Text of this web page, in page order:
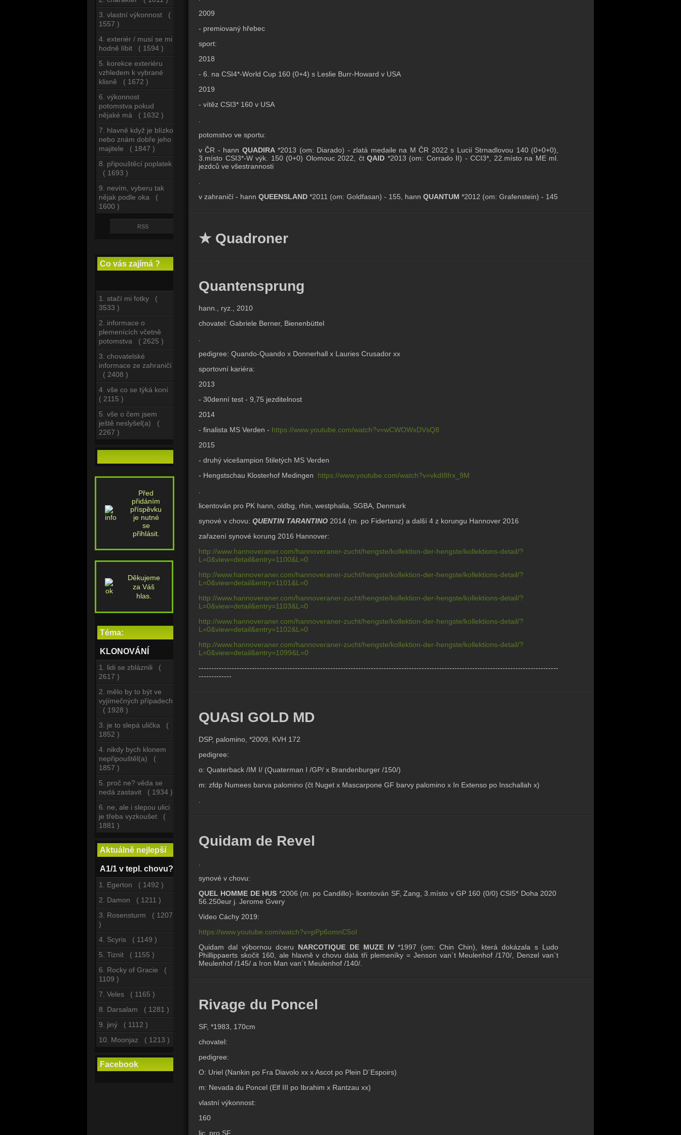
3. vlastní výkonnost (
1557 )
4. exteriér / musí se mi
hodně líbit ( 1594 )
5. korekce exteriéru
vzhledem k vybrané
klisně ( 1672 )
6. výkonnost
potomstva pokud
nějaké má ( 1632 )
7. hlavně když je blízko
nebo znám dobře jeho
majitele ( 1847 )
8. připouštěcí poplatek
( 1693 )
9. nevím, vyberu tak
nějak podle oka (
1600 )
RSS
Co vás zajímá ?
1. stačí mi fotky (
3533 )
2. informace o
plemenících včetně
potomstva ( 2625 )
3. chovatelské
informace ze zahraničí
( 2408 )
4. vše co se týká koní
( 2115 )
5. vše o čem jsem
ještě neslyšel(a) (
2267 )
Před
přidáním
příspěvku
je nutné
se
přihlásit.
Děkujeme
za Váš
hlas.
Téma:
KLONOVÁNÍ
1. lidi se zbláznili (
2617 )
2. mělo by to být ve
vyjímečných případech
( 1928 )
3. je to slepá ulička (
1852 )
4. nikdy bych klonem
nepřipouštěl(a) (
1857 )
5. proč ne? věda se
nedá zastavit ( 1934 )
6. ne, ale i slepou ulici
je třeba vyzkoušet (
1881 )
Aktuálně nejlepší
A1/1 v tepl. chovu?
1. Egerton ( 1492 )
2. Damon ( 1211 )
3. Rosensturm ( 1207
)
4. Scyris ( 1149 )
5. Tiznit ( 1155 )
6. Rocky of Gracie (
1109 )
7. Veles ( 1165 )
8. Darsalam ( 1281 )
9. jiný ( 1112 )
10. Moonjaz ( 1213 )
Facebook
2009
- premiovaný hřebec
sport:
2018
- 6. na CSI4*-World Cup 160 (0+4) s Leslie Burr-Howard v USA
2019
- vítěz CSI3* 160 v USA
potomstvo ve sportu:
v ČR - hann QUADIRA*2013 (om: Diarado) - zlatá medaile na M ČR 2022 s Lucií Strnadlovou 140 (0+0+0),
3.místo CSI3*-W výk. 150 (0+0) Olomouc 2022, čt QAID *2013 (om: Corrado II) - CCI3*, 22.místo na ME ml.
jezdců ve všestrannosti
v zahraničí - hann QUEENSLAND *2011 (om: Goldfasan) - 155, hann QUANTUM *2012 (om: Grafenstein) - 145
★ Quadroner
Quantensprung
hann., ryz., 2010
chovatel: Gabriele Berner, Bienenbüttel
pedigree: Quando-Quando x Donnerhall x Lauries Crusador xx
sportovní kariéra:
2013
- 30denní test - 9,75 jezditelnost
2014
- finalista MS Verden - https://www.youtube.com/watch?v=wCWOWxDVsQ8
2015
- druhý vicešampion 5tiletých MS Verden
- Hengstschau Klosterhof Medingen
https://www.youtube.com/watch?v=vkdI8frx_9M
licentován pro PK hann, oldbg, rhin, westphalia, SGBA, Denmark
synové v chovu: QUENTIN TARANTINO 2014 (m. po Fidertanz) a další 4 z korungu Hannover 2016
zařazení synové korung 2016 Hannover:
http://www.hannoveraner.com/hannoveraner-zucht/hengste/kollektion-der-hengste/kollektions-detail/?
L=0&view=detail&entry=1100&L=0
http://www.hannoveraner.com/hannoveraner-zucht/hengste/kollektion-der-hengste/kollektions-detail/?
L=0&view=detail&entry=1101&L=0
http://www.hannoveraner.com/hannoveraner-zucht/hengste/kollektion-der-hengste/kollektions-detail/?
L=0&view=detail&entry=1103&L=0
http://www.hannoveraner.com/hannoveraner-zucht/hengste/kollektion-der-hengste/kollektions-detail/?
L=0&view=detail&entry=1102&L=0
http://www.hannoveraner.com/hannoveraner-zucht/hengste/kollektion-der-hengste/kollektions-detail/?
L=0&view=detail&entry=1099&L=0
----------------------------------------------------------------------------------------------------------------------------------------------
-------------
QUASI GOLD MD
DSP, palomino, *2009, KVH 172
pedigree:
o: Quaterback /IM I/ (Quaterman I /GP/ x Brandenburger /150/)
m: zfdp Numees barva palomino (čt Nuget x Mascarpone GF barvy palomino x In Extenso po Inschallah x)
Quidam de Revel
synové v chovu:
QUEL HOMME DE HUS *2006 (m. po Candillo)- licentován SF, Zang, 3.místo v GP 160 (0/0) CSI5* Doha 2020
56.250eur j. Jerome Gvery
Video Cáchy 2019:
https://www.youtube.com/watch?v=pPp6omnC5oI
Quidam dal výbornou dceru NARCOTIQUE DE MUZE IV*1997 (om: Chin Chin), která dokázala s Ludo
Phillippaerts skočit 160, ale hlavně v chovu dala tři plemeníky = Jenson van´t Meulenhof /170/, Denzel van´t
Meulenhof /145/ a Iron Man van´t Meulenhof /140/.
Rivage du Poncel
SF, *1983, 170cm
chovatel:
pedigree:
O: Uriel (Nankin po Fra Diavolo xx x Ascot po Plein D´Espoirs)
m: Nevada du Poncel (Elf III po Ibrahim x Rantzau xx)
vlastní výkonnost:
160
lic. pro SF